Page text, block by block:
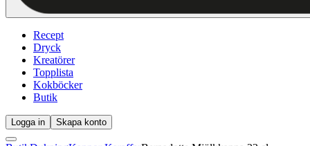
Recept
Dryck
Kreatörer
Topplista
Kokböcker
Butik
Logga in Skapa konto